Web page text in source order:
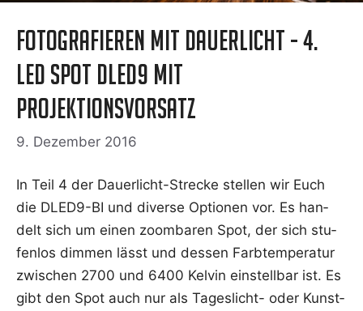
Fotografieren mit Dauerlicht - 4.
LED Spot DLED9 mit
Projektionsvorsatz
9. Dezember 2016
In Teil 4 der Dau­er­licht-Stre­cke stel­len wir Euch
die DLED9-BI und diver­se Optio­nen vor. Es han­
delt sich um einen zoom­ba­ren Spot, der sich stu­
fen­los dim­men lässt und des­sen Farb­tem­pe­ra­tur
zwi­schen 2700 und 6400 Kel­vin ein­stell­bar ist. Es
gibt den Spot auch nur als Tages­licht- oder Kunst­